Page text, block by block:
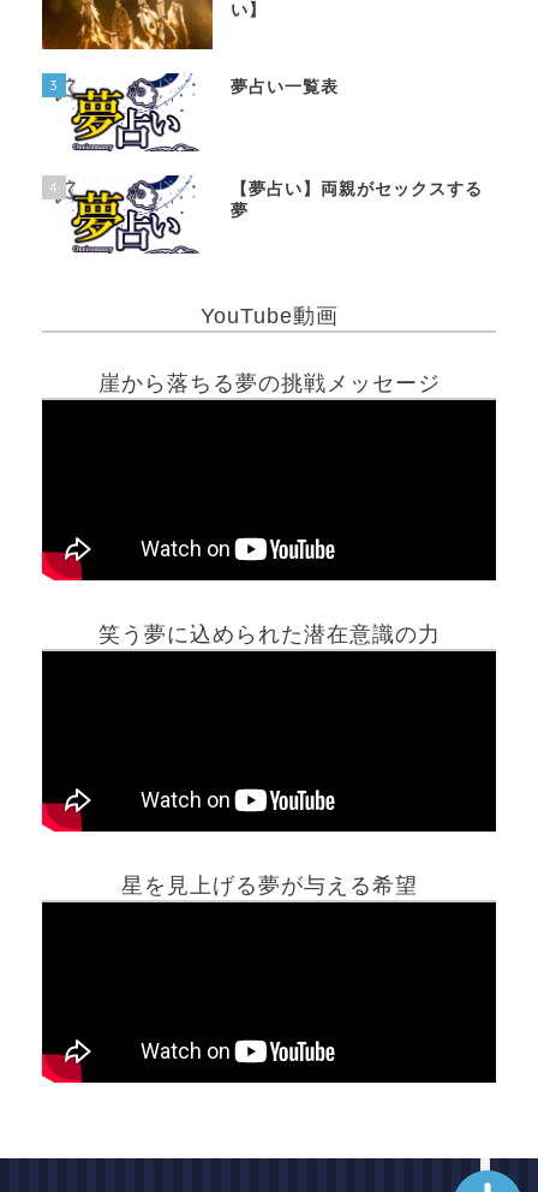
い】
3 夢占い一覧表
4
【夢占い】両親がセックスする
夢
YouTube動画
崖から落ちる夢の挑戦メッセージ
笑う夢に込められた潜在意識の力
星を見上げる夢が与える希望
ホーム
最新記事動画